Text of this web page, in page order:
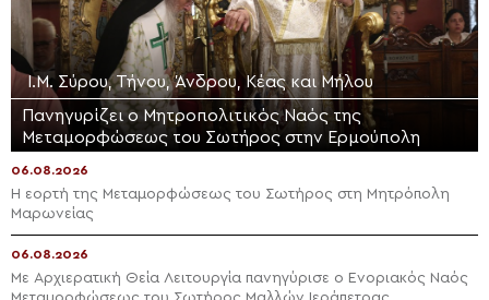
Ι.Μ. Σύρου, Τήνου, Άνδρου, Κέας και Μήλου
Πανηγυρίζει ο Μητροπολιτικός Ναός της
Μεταμορφώσεως του Σωτήρος στην Ερμούπολη
06.08.2026
Η εορτή της Μεταμορφώσεως του Σωτήρος στη Μητρόπολη
Μαρωνείας
06.08.2026
Με Αρχιερατική Θεία Λειτουργία πανηγύρισε ο Ενοριακός Ναός